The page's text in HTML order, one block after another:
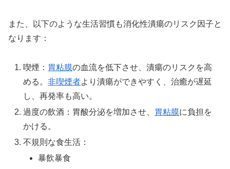
また、以下のような生活習慣も消化性潰瘍のリスク因子と
なります：
喫煙： 胃粘膜の血流を低下させ、潰瘍のリスクを高
める。非喫煙者より潰瘍ができやすく、治癒が遅延
し、再発率も高い。
過度の飲酒：胃酸分泌を増加させ、
胃粘膜に負担を
かける。
不規則な食生活：
暴飲暴食